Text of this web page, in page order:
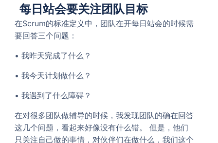
每日站会要关注团队目标
在Scrum的标准定义中，团队在开每日站会的时候需
要回答三个问题：
• 我昨天完成了什么？
• 我今天计划做什么？
• 我遇到了什么障碍？
在对很多团队做辅导的时候，我发现团队的确在回答
这几个问题，看起来好像没有什么错。 但是，他们
只关注自己做的事情，对伙伴们在做什么，我们这个